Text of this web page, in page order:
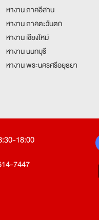
หางาน ภาคอีสาน
หางาน ภาคตะวันตก
หางาน เชียงใหม่
หางาน นนทบุรี
หางาน พระนครศรีอยุธยา
18:00
7447